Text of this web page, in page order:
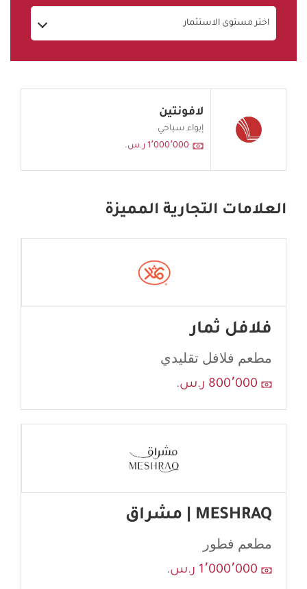
اختر مستوى الاستثمار
لافونتين
إيواء سياحي
1٬000٬000 ر.س.
العلامات التجارية المميزة
فلافل ثمار
مطعم فلافل تقليدي
800٬000 ر.س.
MESHRAQ | مشراق
مطعم فطور
1٬000٬000 ر.س.